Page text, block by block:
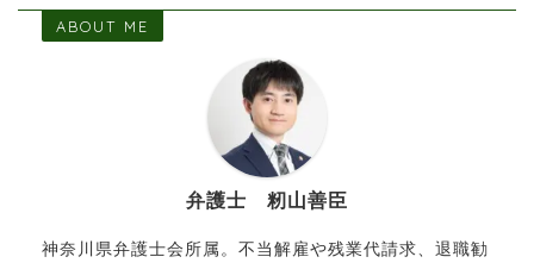
ABOUT ME
弁護士 籾山善臣
神奈川県弁護士会所属。不当解雇や残業代請求、退職勧